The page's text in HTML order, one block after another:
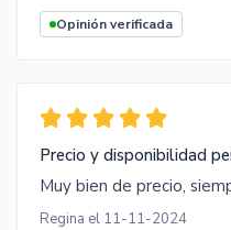
Opinión verificada
Precio y disponibilidad
Muy bien de precio,
Regina el 11-11-2024